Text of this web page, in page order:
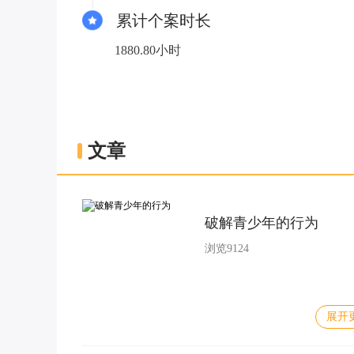
累计个案时长
1880.80小时
文章
破解青少年的行为
浏览9124
展开